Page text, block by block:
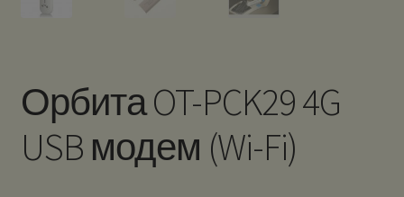
Орбита OT-PCK29 4G
USB модем (Wi-Fi)